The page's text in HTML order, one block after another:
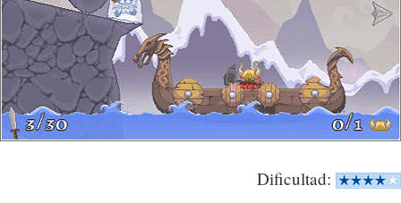
Dificultad: